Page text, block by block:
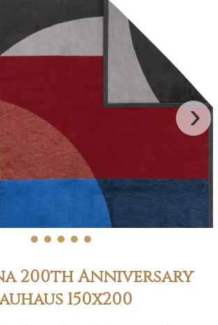
›
1 2 3 4 5
200th Anniversary
150x200